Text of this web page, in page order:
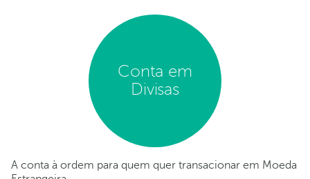
Conta em
Divisas
A conta à ordem para quem quer transacionar em Moeda